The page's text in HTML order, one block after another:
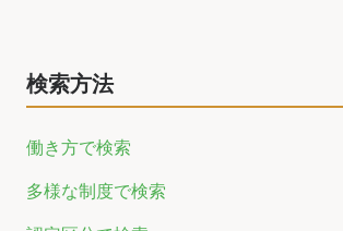
検索方法
働き方で検索
多様な制度で検索